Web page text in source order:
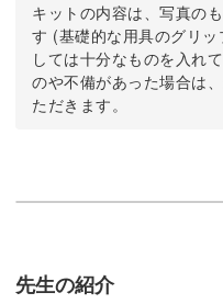
キットの内容は、写真の
す (基礎的な用具のグリ
しては十分なものを入れ
のや不備があった場合は
ただきます。
先生の紹介